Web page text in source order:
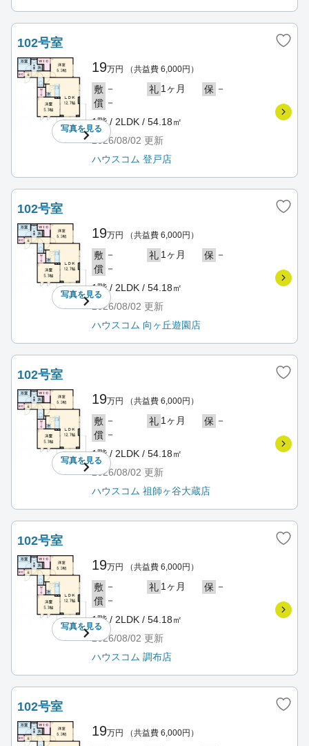
102号室
写真を見る
19万円 （共益費 6,000円）
敷 － 礼 1ヶ月 保 －
償 －
1階 / 2LDK / 54.18㎡
2026/08/02 更新
ハウスコム 登戸店
102号室
写真を見る
19万円 （共益費 6,000円）
敷 － 礼 1ヶ月 保 －
償 －
1階 / 2LDK / 54.18㎡
2026/08/02 更新
ハウスコム 向ヶ丘遊園店
102号室
写真を見る
19万円 （共益費 6,000円）
敷 － 礼 1ヶ月 保 －
償 －
1階 / 2LDK / 54.18㎡
2026/08/02 更新
ハウスコム 祖師ヶ谷大蔵店
102号室
写真を見る
19万円 （共益費 6,000円）
敷 － 礼 1ヶ月 保 －
償 －
1階 / 2LDK / 54.18㎡
2026/08/02 更新
ハウスコム 調布店
102号室
19万円 （共益費 6,000円）